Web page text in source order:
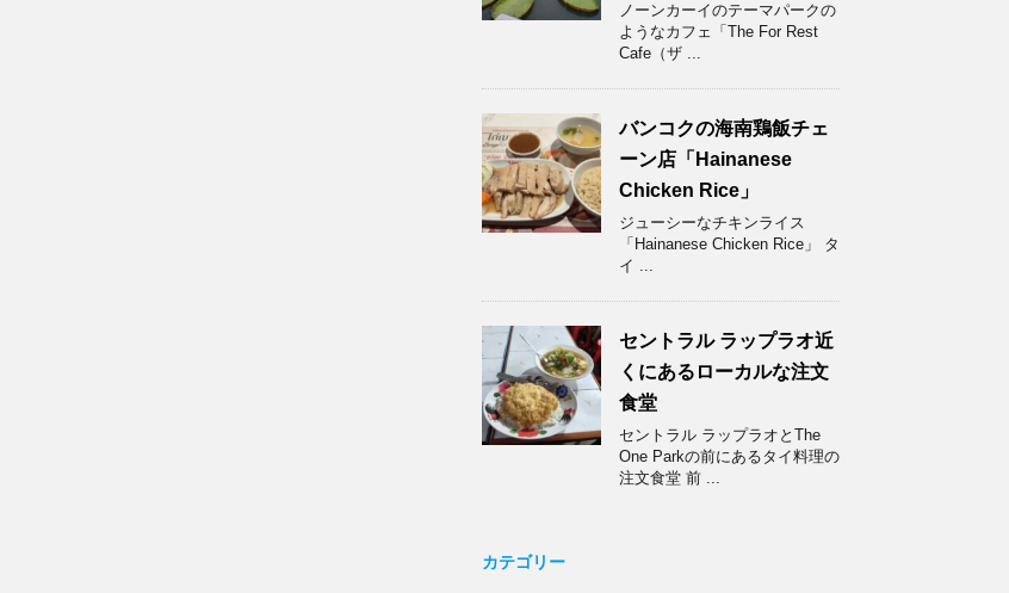
ノーンカーイのテーマパークの
ようなカフェ「The For Rest
Cafe（ザ ...
バンコクの海南鶏飯チェ
ーン店「Hainanese
Chicken Rice」
ジューシーなチキンライス
「Hainanese Chicken Rice」 タ
イ ...
セントラル ラップラオ近
くにあるローカルな注文
食堂
セントラル ラップラオとThe
One Parkの前にあるタイ料理の
注文食堂 前 ...
カテゴリー